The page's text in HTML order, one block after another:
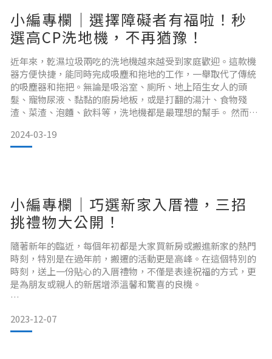
對於工作繁忙的人，或是希望輕鬆保持家居清潔的人來說，掃
地機器人是很好的解決辦法。主
流汗臭味的人都有很好的幫助。淨化器也對抵抗PM2.5空氣污
染有一定效
小編專欄｜選擇障礙者有福啦！秒
選高CP洗地機，不再猶豫！
近年來，乾濕垃圾兩吃的洗地機越來越受到家庭歡迎。這款機
器方便快捷，能同時完成吸塵和拖地的工作，一舉取代了傳統
的吸塵器和拖把。無論是吸浴室、廁所、地上陌生女人的頭
髮、寵物尿液、黏黏的廚房地板，或是打翻的湯汁、食物殘
渣、菜渣、泡麵、飲料等，洗地機都是最理想的幫手。 然而，
我一樣容易猶豫不決，別擔心！這篇文章旨在幫助你在一秒鐘
內選擇出最適合你的手持洗地機！只需關注以下四個主要因
2024-03-19
小編專欄｜巧選新家入厝禮，三招
挑禮物大公開！
隨著新年的臨近，每個年初都是大家買新房或搬進新家的熱門
時刻，特別是在過年前，搬遷的活動更是高峰。在這個特別的
時刻，送上一份貼心的入厝禮物，不僅是表達祝福的方式，更
是為朋友或親人的新居增添溫馨和驚喜的良機。
2023-12-07